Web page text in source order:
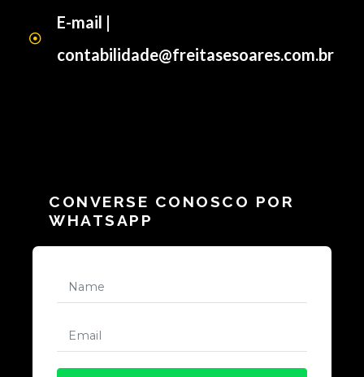
E-mail |
contabilidade@freitasesoares.com.br
CONVERSE CONOSCO POR
WHATSAPP